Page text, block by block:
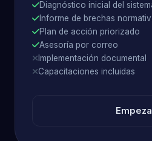
Diagnóstico inicial del
Informe de brechas
Plan de acción priorizado
Asesoría por correo
Implementación documental
Capacitaciones incluidas